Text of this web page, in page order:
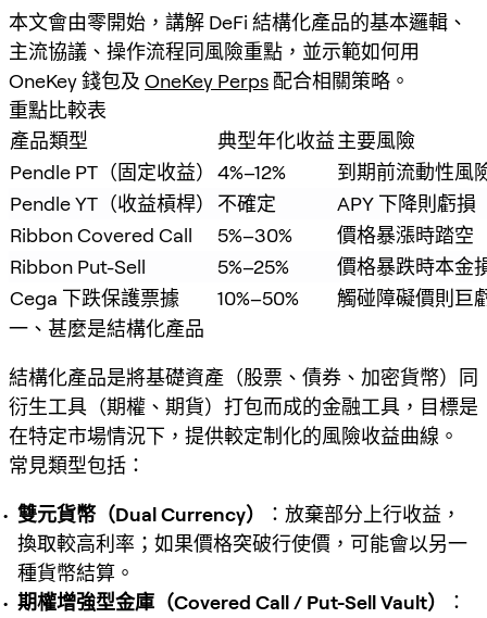
本文會由零開始，講解 DeFi 結構化產品的基本邏輯、
主流協議、操作流程同風險重點，並示範如何用
OneKey 錢包及 OneKey Perps配合相關策略。
重點比較表
產品類型
典型年化收益主要風險
Pendle PT（固定收益） 4%–12%
到期前流動性風
Pendle YT（收益槓桿）
不確定
APY 下降則虧損
Ribbon Covered Call
5%–30%
價格暴漲時踏空
Ribbon Put-Sell
5%–25%
價格暴跌時本金
Cega 下跌保護票據
10%–50%
觸碰障礙價則巨
一、甚麼是結構化產品
結構化產品是將基礎資產（股票、債券、加密貨幣）同
衍生工具（期權、期貨）打包而成的金融工具，目標是
在特定市場情況下，提供較定制化的風險收益曲線。
常見類型包括：
雙元貨幣（Dual Currency）
：放棄部分上行收益，
換取較高利率；如果價格突破行使價，可能會以另一
種貨幣結算。
期權增強型金庫（Covered Call / Put-Sell Vault）
：